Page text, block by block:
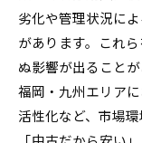
劣化や管理状況に
があります。これ
ぬ影響が出ることが
福岡・九州エリア
活性化など、市場